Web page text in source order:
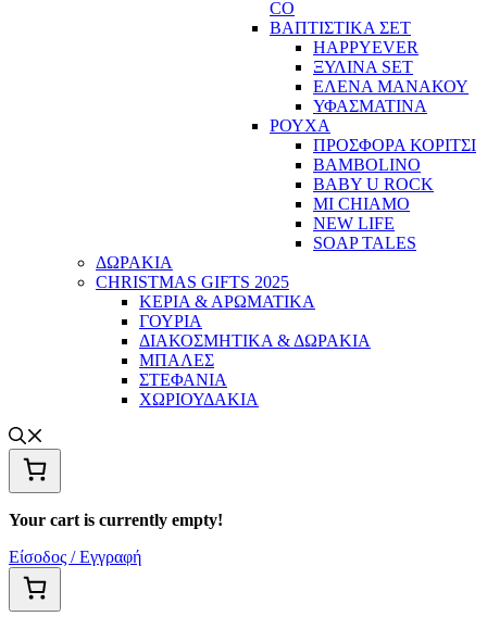
CO
ΒΑΠΤΙΣΤΙΚΑ ΣΕΤ
HAPPYEVER
ΞΥΛΙΝΑ SET
ΕΛΕΝΑ ΜΑΝΑΚΟΥ
ΥΦΑΣΜΑΤΙΝΑ
ΡΟΥΧΑ
ΠΡΟΣΦΟΡΑ ΚΟΡΙΤΣΙ
BAMBOLINO
BABY U ROCK
MI CHIAMO
NEW LIFE
SOAP TALES
ΔΩΡΑΚΙΑ
CHRISTMAS GIFTS 2025
ΚΕΡΙΑ & ΑΡΩΜΑΤΙΚΑ
ΓΟΥΡΙΑ
ΔΙΑΚΟΣΜΗΤΙΚΑ & ΔΩΡΑΚΙΑ
ΜΠΑΛΕΣ
ΣΤΕΦΑΝΙΑ
ΧΩΡΙΟΥΔΑΚΙΑ
Your cart is currently empty!
Είσοδος / Εγγραφή